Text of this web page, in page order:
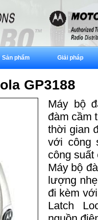
Sản phẩm Giải pháp
GP3188
Máy bộ
đàm cầm
thời gian
với công
công
Máy bộ
lượng
đi kèm
Latch